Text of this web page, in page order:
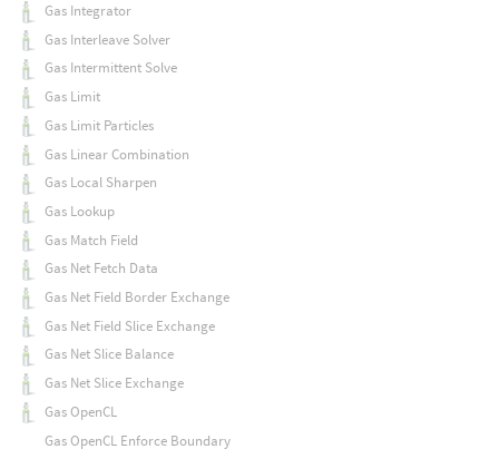
Gas Integrator
Gas Interleave Solver
Gas Intermittent Solve
Gas Limit
Gas Limit Particles
Gas Linear Combination
Gas Local Sharpen
Gas Lookup
Gas Match Field
Gas Net Fetch Data
Gas Net Field Border Exchange
Gas Net Field Slice Exchange
Gas Net Slice Balance
Gas Net Slice Exchange
Gas OpenCL
Gas OpenCL Enforce Boundary